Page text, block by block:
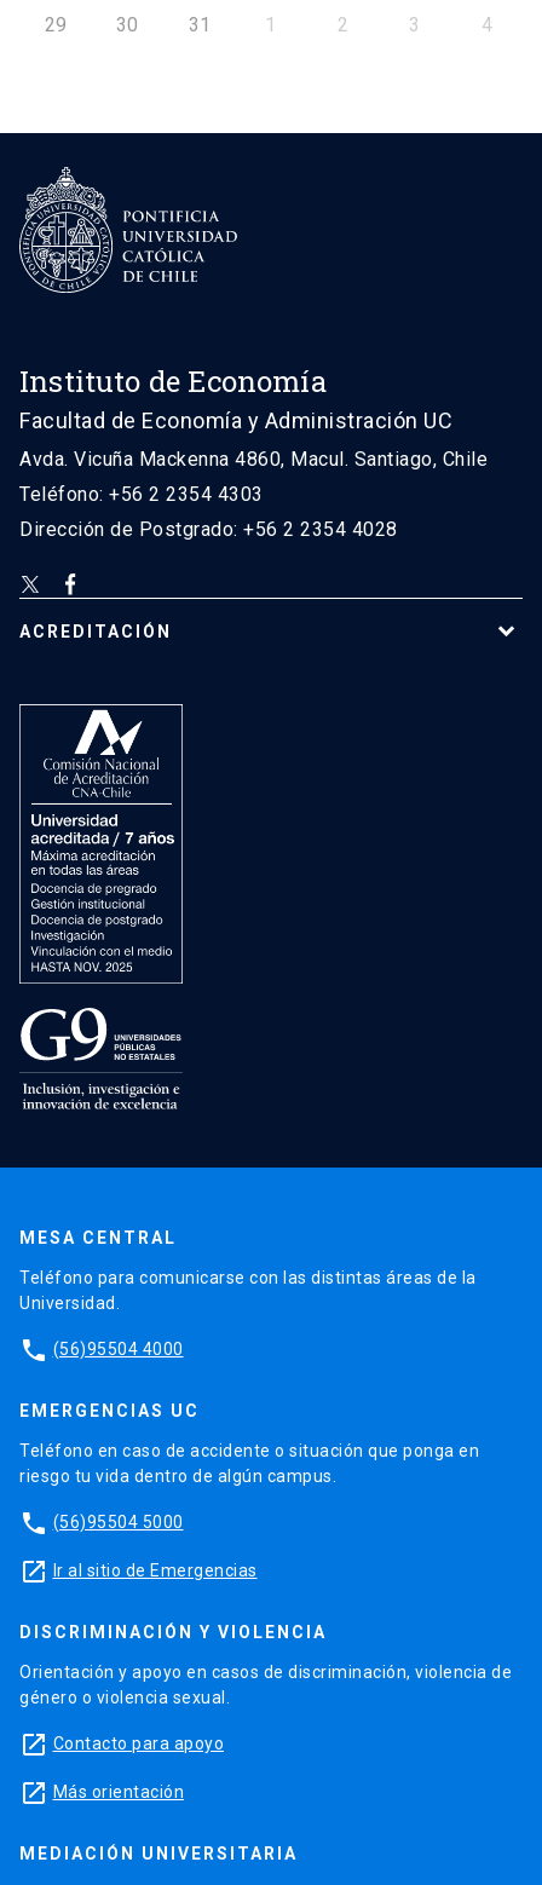
29 30 31 1 2 3 4
Instituto de Economía
Facultad de Economía y Administración UC
Avda. Vicuña Mackenna 4860, Macul. Santiago, Chile
Teléfono: +56 2 2354 4303
Dirección de Postgrado: +56 2 2354 4028
ACREDITACIÓN
MESA CENTRAL
Teléfono para comunicarse con las distintas áreas de la
Universidad.
phone (56)95504 4000
EMERGENCIAS UC
Teléfono en caso de accidente o situación que ponga en
riesgo tu vida dentro de algún campus.
phone (56)95504 5000
launch Ir al sitio de Emergencias
DISCRIMINACIÓN Y VIOLENCIA
Orientación y apoyo en casos de discriminación, violencia de
género o violencia sexual.
launch Contacto para apoyo
launch Más orientación
MEDIACIÓN UNIVERSITARIA